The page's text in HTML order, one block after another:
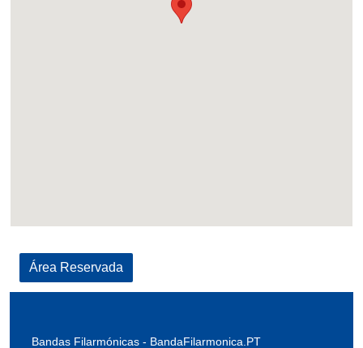
Área Reservada
Bandas Filarmónicas - BandaFilarmonica.PT